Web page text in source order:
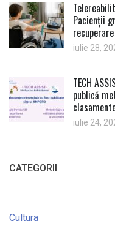
Pacienții
iulie 28,
TECH
publică
iulie 24,
CATEGORII
Cultura